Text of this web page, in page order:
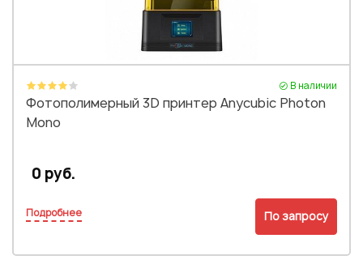
В наличии
Фотополимерный 3D принтер Anycubic Photon
Mono
0 руб.
Подробнее По запросу